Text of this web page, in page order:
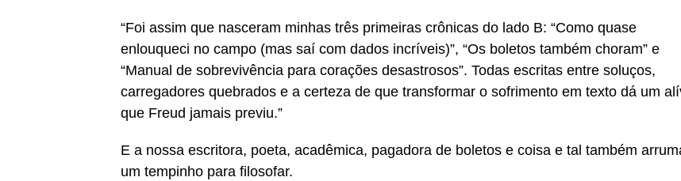
“Foi assim que nasceram minhas três primeiras crônicas do lado B: “Como quase
enlouqueci no campo (mas saí com dados incríveis)”, “Os boletos também choram” e
“Manual de sobrevivência para corações desastrosos”. Todas escritas entre soluços,
carregadores quebrados e a certeza de que transformar o sofrimento em texto dá um
que Freud jamais previu.”
E a nossa escritora, poeta, acadêmica, pagadora de boletos e coisa e tal também
um tempinho para filosofar.